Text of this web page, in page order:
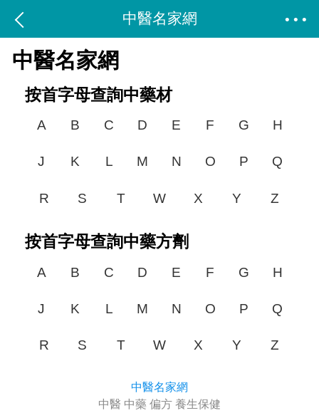
中醫名家網
中醫名家網
按首字母查詢中藥材
A B C D E F G H
J K L M N O P Q
R S T W X Y Z
按首字母查詢中藥方劑
A B C D E F G H
J K L M N O P Q
R S T W X Y Z
中醫名家網
中醫 中藥 偏方 養生保健